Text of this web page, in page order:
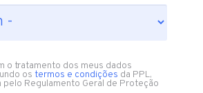
o tratamento dos meus dados
ostermos e condições da PPL,
pelo Regulamento Geral de Proteção